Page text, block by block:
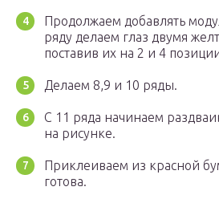
Продолжаем добавлять
ряду делаем глаз двумя
поставив их на 2 и 4
Делаем 8,9 и 10 ряды.
С 11 ряда начинаем
на рисунке.
Приклеиваем из красной
готова.